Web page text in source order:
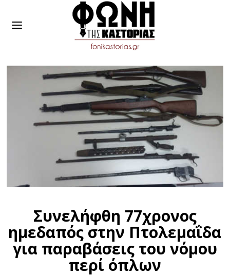
Συνελήφθη 77χρονος
ημεδαπός στην Πτολεμαΐδα
για παραβάσεις του νόμου
περί όπλων